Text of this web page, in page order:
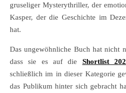
gruseliger Mysterythriller, der
Kasper, der die Geschichte im
hat.
Das ungewöhnliche Buch hat nicht
dass sie es auf die Shortlist
schließlich im in dieser Kategorie
das Publikum hinter sich gebracht